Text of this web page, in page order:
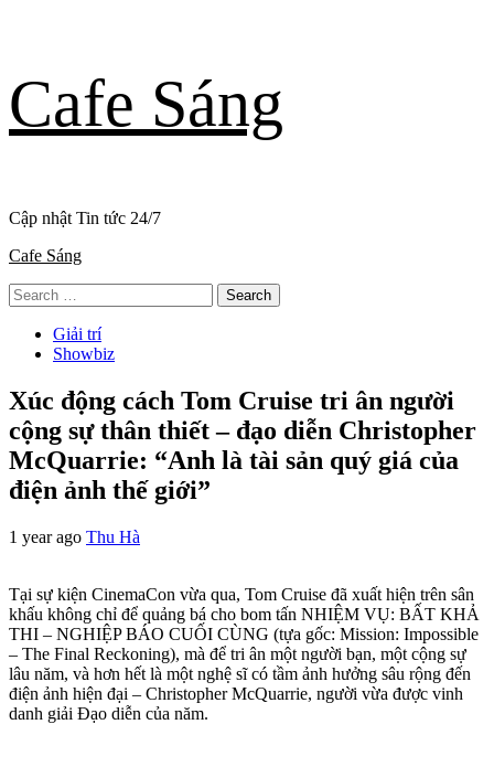
to
content
Cafe Sáng
Cập nhật Tin tức 24/7
Primary
Cafe Sáng
Search
for:
Giải trí
Showbiz
Xúc động cách Tom Cruise tri ân người
cộng sự thân thiết – đạo diễn Christopher
McQuarrie: “Anh là tài sản quý giá của
điện ảnh thế giới”
1 year ago Thu Hà
Tại sự kiện CinemaCon vừa qua, Tom Cruise đã xuất hiện trên sân
khấu không chỉ để quảng bá cho bom tấn NHIỆM VỤ: BẤT KHẢ
THI – NGHIỆP BÁO CUỐI CÙNG (tựa gốc: Mission: Impossible
– The Final Reckoning), mà để tri ân một người bạn, một cộng sự
lâu năm, và hơn hết là một nghệ sĩ có tầm ảnh hưởng sâu rộng đến
điện ảnh hiện đại – Christopher McQuarrie, người vừa được vinh
danh giải Đạo diễn của năm.